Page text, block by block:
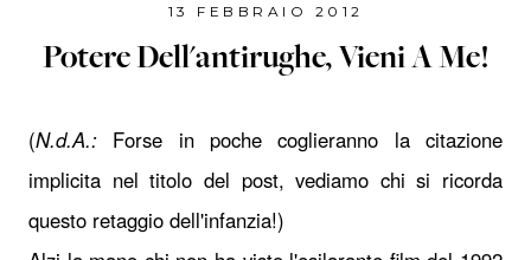
13 FEBBRAIO 2012
Potere Dell'antirughe, Vieni A Me!
(N.d.A.: Forse in poche coglieranno la citazione
implicita nel titolo del post, vediamo chi si ricorda
questo retaggio dell'infanzia!)